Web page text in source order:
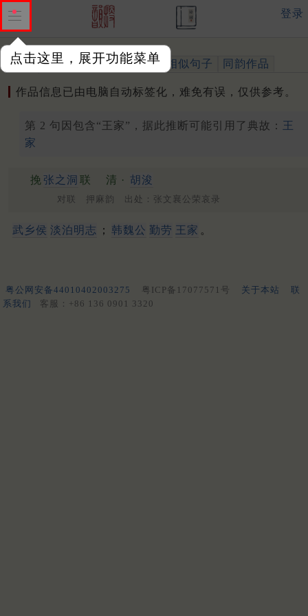
点击这里，展开功能菜单
登录
作品 标注四声 出处、引用 相似句子 同韵作品
作品信息已由电脑自动标签化，难免有误，仅供参考。
第 2 句因包含“王家”，据此推断可能引用了典故： 王
家
挽 张之洞 联 清 · 胡浚
对联 押麻韵 出处：张文襄公荣哀录
武乡侯 淡泊明志 ； 韩魏公 勤劳 王家 。
粤公网安备44010402003275 粤ICP备17077571号 关于本站
联
系我们
客服：+86 136 0901 3320